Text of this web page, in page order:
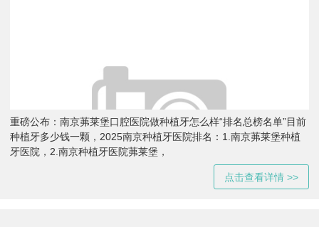
重磅公布：南京茀莱堡口腔医院做种植牙怎么样“排名总榜名单”目前
种植牙多少钱一颗，2025南京种植牙医院排名：1.南京茀莱堡种植
牙医院，2.南京种植牙医院茀莱堡，
点击查看详情 >>